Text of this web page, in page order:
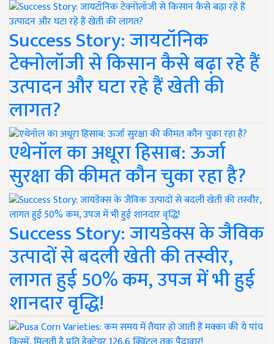
Success Story: जायटॉनिक
टेक्नोलॉजी से किसान कैसे बढ़ा रहे हैं
उत्पादन और घटा रहे हैं खेती की
लागत?
एथेनॉल का अधूरा हिसाब: ऊर्जा
सुरक्षा की कीमत कौन चुका रहा है?
Success Story: जायडेक्स के जैविक
उत्पादों से बदली खेती की तस्वीर,
लागत हुई 50% कम, उपज में भी हुई
शानदार वृद्धि!